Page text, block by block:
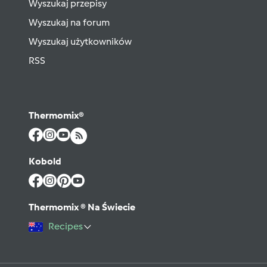
Wyszukaj przepisy
Wyszukaj na forum
Wyszukaj użytkowników
RSS
Thermomix®
Kobold
Thermomix ® Na Świecie
Recipes